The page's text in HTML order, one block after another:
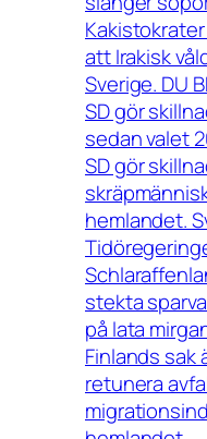
att Irakisk
Sverige. DU
SD gör
sedan valet
SD gör
hemlandet.
stekta
på lata
Finlands sak
retunera